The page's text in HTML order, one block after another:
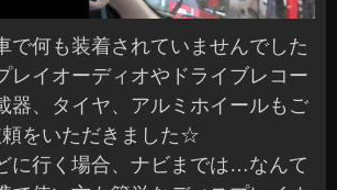
で何も装着されていませんでした
レイオーディオやドライブレコー
器、タイヤ、アルミホイールもご
をいただきました☆
に行く場合、ナビまでは…なんて